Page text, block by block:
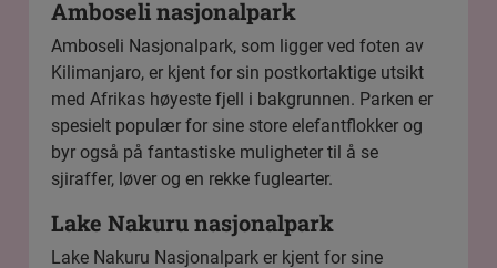
Amboseli nasjonalpark
Amboseli Nasjonalpark, som ligger ved foten av
Kilimanjaro, er kjent for sin postkortaktige utsikt
med Afrikas høyeste fjell i bakgrunnen. Parken er
spesielt populær for sine store elefantflokker og
byr også på fantastiske muligheter til å se
sjiraffer, løver og en rekke fuglearter.
Lake Nakuru nasjonalpark
Lake Nakuru Nasjonalpark er kjent for sine